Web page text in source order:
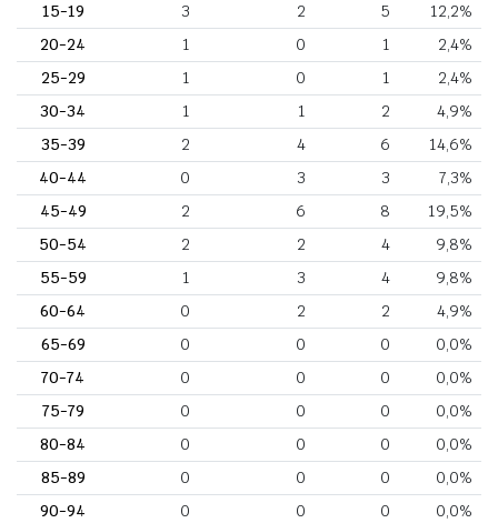
15-19
3 2 5
12,2%
20-24
1 0 1
2,4%
25-29
1 0 1
2,4%
30-34
1 1 2
4,9%
35-39
2 4 6
14,6%
40-44
0 3 3
7,3%
45-49
2 6 8
19,5%
50-54
2 2 4
9,8%
55-59
1 3 4
9,8%
60-64
0 2 2
4,9%
65-69
0 0 0
0,0%
70-74
0 0 0
0,0%
75-79
0 0 0
0,0%
80-84
0 0 0
0,0%
85-89
0 0 0
0,0%
90-94
0 0 0
0,0%